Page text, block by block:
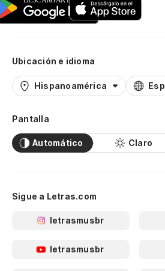
Ubicación e idioma
Hispanoamérica
Pantalla
Automático Claro
Sigue a Letras.com
letrasmusbr
letrasmusbr